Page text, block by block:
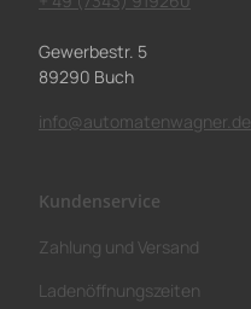
Gewerbestr. 5
89290 Buch
info@automatenwagner.de
Kundenservice
Zahlung und Versand
Ladenöffnungszeiten